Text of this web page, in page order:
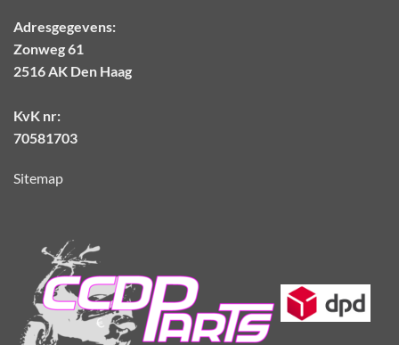
Adresgegevens:
Zonweg 61
2516 AK Den Haag
KvK nr:
70581703
Sitemap